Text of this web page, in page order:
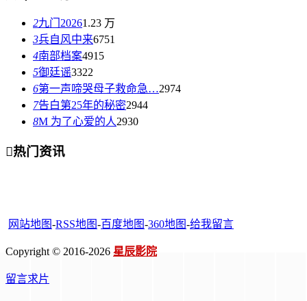
2九门20261.23 万
3兵自风中来6751
4南部档案4915
5御廷谣3322
6第一声啼哭母子救命急…2974
7告白第25年的秘密2944
8M 为了心爱的人2930
热门资讯
网站地图-RSS地图-百度地图-360地图-给我留言
Copyright © 2016-2026 星辰影院
留言求片